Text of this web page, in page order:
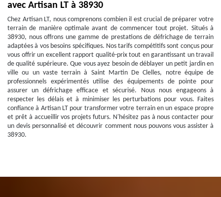
avec Artisan LT à 38930
Chez Artisan LT, nous comprenons combien il est crucial de préparer votre
terrain de manière optimale avant de commencer tout projet. Situés à
38930, nous offrons une gamme de prestations de défrichage de terrain
adaptées à vos besoins spécifiques. Nos tarifs compétitifs sont conçus pour
vous offrir un excellent rapport qualité-prix tout en garantissant un travail
de qualité supérieure. Que vous ayez besoin de déblayer un petit jardin en
ville ou un vaste terrain à Saint Martin De Clelles, notre équipe de
professionnels expérimentés utilise des équipements de pointe pour
assurer un défrichage efficace et sécurisé. Nous nous engageons à
respecter les délais et à minimiser les perturbations pour vous. Faites
confiance à Artisan LT pour transformer votre terrain en un espace propre
et prêt à accueillir vos projets futurs. N'hésitez pas à nous contacter pour
un devis personnalisé et découvrir comment nous pouvons vous assister à
38930.